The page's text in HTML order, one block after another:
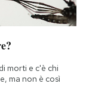
morti e c'è chi
ma non è così